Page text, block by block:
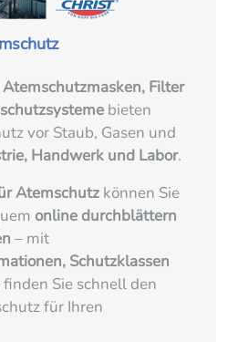
Atemschutzmasken, Filter
bieten
vor Staub, Gasen und
Handwerk und Labor.
Atemschutz können Sie
online durchblättern
– mit
Schutzklassen
finden Sie schnell den
für Ihren